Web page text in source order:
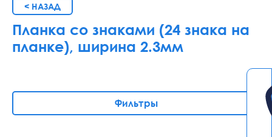
< НАЗАД
Планка со знаками (24 знака на
планке), ширина 2.3мм
Фильтры